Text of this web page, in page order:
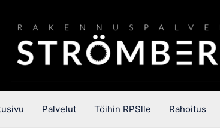
Palvelut Töihin RPSlle Rahoitus